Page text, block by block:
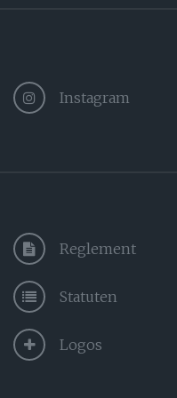
Instagram
Reglement
Statuten
Logos